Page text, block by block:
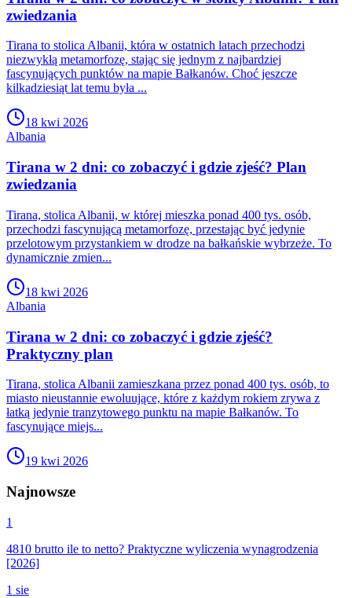
zwiedzania
Tirana to stolica Albanii, która w ostatnich latach przechodzi
niezwykłą metamorfozę, stając się jednym z najbardziej
fascynujących punktów na mapie Bałkanów. Choć jeszcze
kilkadziesiąt lat temu była ...
18 kwi 2026
Albania
Tirana w 2 dni: co zobaczyć i gdzie zjeść? Plan
zwiedzania
Tirana, stolica Albanii, w której mieszka ponad 400 tys. osób,
przechodzi fascynującą metamorfozę, przestając być jedynie
przelotowym przystankiem w drodze na bałkańskie wybrzeże. To
dynamicznie zmien...
18 kwi 2026
Albania
Tirana w 2 dni: co zobaczyć i gdzie zjeść?
Praktyczny plan
Tirana, stolica Albanii zamieszkana przez ponad 400 tys. osób, to
miasto nieustannie ewoluujące, które z każdym rokiem zrywa z
łatką jedynie tranzytowego punktu na mapie Bałkanów. To
fascynujące miejs...
19 kwi 2026
Najnowsze
1
4810 brutto ile to netto? Praktyczne wyliczenia wynagrodzenia
[2026]
1 sie